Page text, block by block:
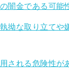
闇金である可能
拗な取り立てや
される危険性が